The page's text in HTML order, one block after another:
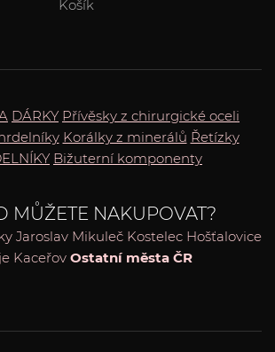
Košík
DÁRKY Přívěsky z chirurgické oceli
Korálky z minerálů Řetízky
Bižuterní komponenty
MŮŽETE NAKUPOVAT?
Jaroslav Mikuleč Kostelec Hošťalovice
Kaceřov Ostatní města ČR